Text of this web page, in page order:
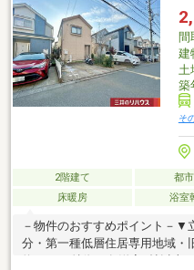
法典小学校/徒歩約9分/約700ｍ
ｍ・旭中学校/徒歩約10分/約
間
建
土
築
そ
2階建て 都
床暖房
浴室
－物件のおすすめポイント－▼
分・第一種低層住居専用地域・